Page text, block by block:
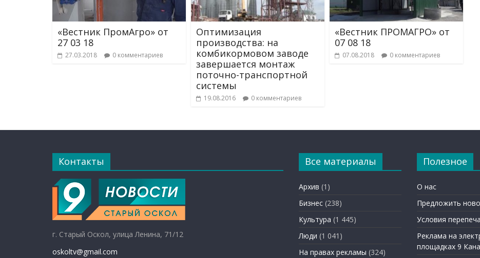
«Вестник ПромАгро» от
27 03 18
27.03.2018 0 комментариев
Оптимизация
производства: на
комбикормовом заводе
завершается монтаж
поточно-транспортной
системы
19.08.2016 0 комментариев
«Вестник ПРОМАГРО» от
07 08 18
07.08.2018 0 комментариев
Контакты
г. Старый Оскол, улица Ленина, 71/12
oskoltv@gmail.com
Все материалы
Архив (1)
Бизнес (238)
Культура (1 445)
Люди (1 041)
На правах рекламы (324)
Полезное
О нас
Предложить
Условия
Реклама на
площадках 9